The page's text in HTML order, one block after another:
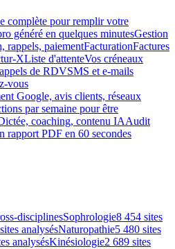
complète pour remplir votre
généré en quelques minutesGestion
rappels, paiementFacturationFactures
XListe d'attenteVos créneaux
de RDVSMS et e-mails
vous
Google, avis clients, réseaux
par semaine pour être
coaching, contenu IAAudit
rapport PDF en 60 secondes
disciplinesSophrologie8 454 sites
analysésNaturopathie5 480 sites
analysésKinésiologie2 689 sites